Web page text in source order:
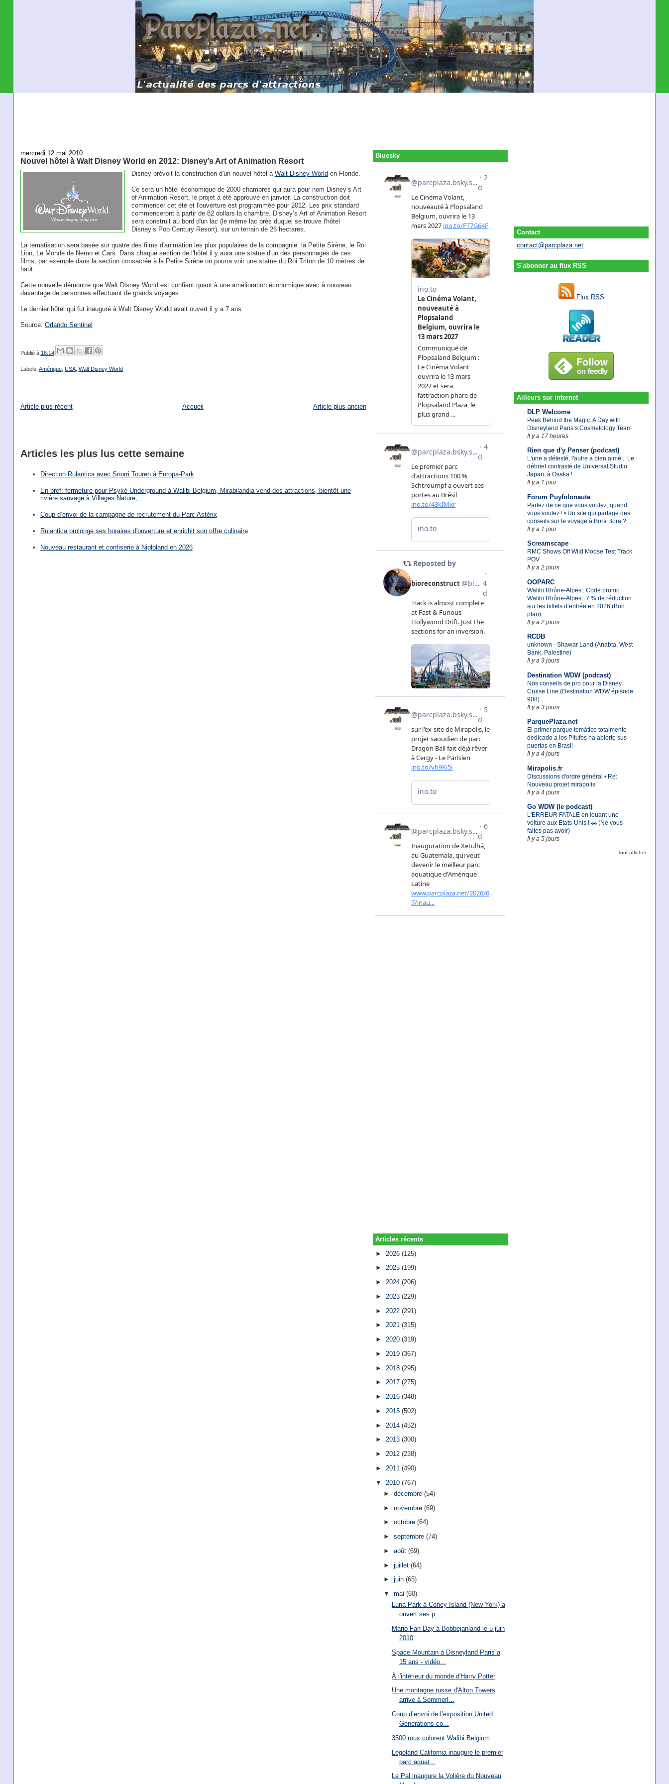
Contact
contact@parcplaza.net
S'abonner au flux RSS
Flux RSS
Ailleurs sur internet
DLP Welcome
Peek Behind the Magic: A Day with
Disneyland Paris’s Cosmetology Team
Il y a 17 heures
Rien que d'y Penser (podcast)
L'une a détesté, l'autre a bien aimé... Le
débrief contrasté de Universal Studio
Japan, à Osaka !
Il y a 1 jour
Forum Puyfolonaute
Parlez de ce que vous voulez, quand
vous voulez ! • Un site qui partage des
conseils sur le voyage à Bora Bora ?
Il y a 1 jour
Screamscape
RMC Shows Off Wild Moose Test Track
POV
Il y a 2 jours
OOPARC
Walibi Rhône-Alpes : Code promo
Walibi Rhône-Alpes : 7 % de réduction
sur les billets d’entrée en 2026 (Bon
plan)
Il y a 2 jours
RCDB
unknown - Shawar Land (Anabta, West
Bank, Palestine)
Il y a 3 jours
Destination WDW (podcast)
Nos conseils de pro pour la Disney
Cruise Line (Destination WDW épisode
908)
Il y a 3 jours
ParquePlaza.net
El primer parque temático totalmente
dedicado a los Pitufos ha abierto sus
puertas en Brasil
Il y a 4 jours
Mirapolis.fr
Discussions d'ordre général • Re:
Nouveau projet mirapolis
Il y a 4 jours
Go WDW (le podcast)
L'ERREUR FATALE en louant une
voiture aux Etats-Unis ! 🚗 (Ne vous
faites pas avoir)
Il y a 5 jours
Tout afficher
mercredi 12 mai 2010
Nouvel hôtel à Walt Disney World en 2012: Disney’s Art of Animation Resort
Disney prévoit la construction d'un nouvel hôtel à Walt Disney World en Floride.
Ce sera un hôtel économique de 2000 chambres qui aura pour nom Disney’s Art
of Animation Resort, le projet a été approuvé en janvier. La construction doit
commencer cet été et l'ouverture est programmée pour 2012. Les prix standard
commenceront à partir de 82 dollars la chambre. Disney’s Art of Animation Resort
sera construit au bord d'un lac (le même lac près duquel se trouve l'hôtel
Disney’s Pop Century Resort), sur un terrain de 26 hectares.
La tematisation sera basée sur quatre des films d'animation les plus populaires de la compagnie: la Petite Sirène, le Roi
Lion, Le Monde de Nemo et Cars. Dans chaque section de l'hôtel il y aura une statue d'un des personnages de ces
films, par exemple dans la section consacrée à la Petite Sirène on pourra voir une statue du Roi Triton de 10 mètres de
haut.
Cette nouvelle démontre que Walt Disney World est confiant quant à une amélioration économique avec à nouveau
davantage de personnes effectuant de grands voyages.
Le dernier hôtel qui fut inauguré à Walt Disney World avait ouvert il y a 7 ans.
Source: Orlando Sentinel
Publié à 16:14
Labels: Amérique, USA, Walt Disney World
Article plus récent Article plus ancien
Accueil
Articles les plus lus cette semaine
Direction Rulantica avec Snorri Touren à Europa-Park
En bref: fermeture pour Psyké Underground à Walibi Belgium, Mirabilandia vend des attractions, bientôt une
rivière sauvage à Villages Nature, …
Coup d’envoi de la campagne de recrutement du Parc Astérix
Rulantica prolonge ses horaires d'ouverture et enrichit son offre culinaire
Nouveau restaurant et confiserie à Nigloland en 2026
Bluesky
Articles récents
► 2026(125)
►2025(199)
►2024(206)
► 2023(229)
► 2022(291)
►2021(315)
►2020(319)
► 2019(367)
► 2018(295)
►2017(275)
►2016(348)
► 2015(502)
► 2014(452)
►2013(300)
►2012(238)
► 2011(490)
▼ 2010(767)
► décembre (54)
► novembre (69)
► octobre (64)
► septembre (74)
► août (69)
► juillet (64)
► juin (65)
▼ mai (60)
Luna Park à Coney Island (New York) a
ouvert ses p...
Mario Fan Day à Bobbejanland le 5 juin
2010
Space Mountain à Disneyland Paris a
15 ans - vidéo...
À l'intérieur du monde d'Harry Potter
Une montagne russe d'Alton Towers
arrive à Sommerl...
Coup d’envoi de l’exposition United
Generations co...
3500 roux colorent Walibi Belgium
Legoland California inaugure le premier
parc aquat...
Le Pal inaugure la Volière du Nouveau